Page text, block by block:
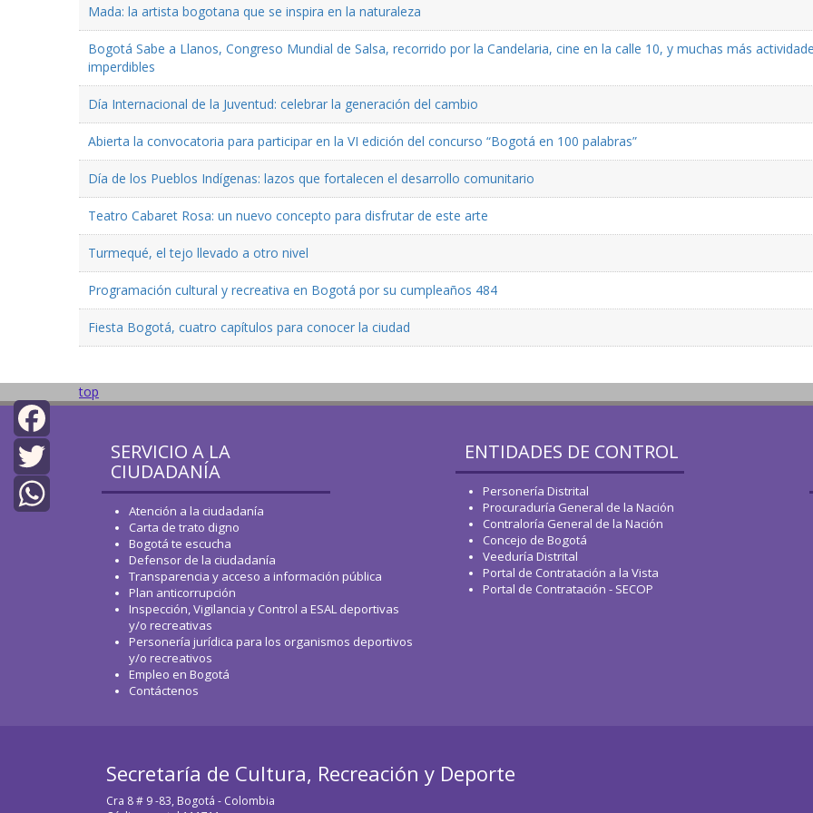
Facebook
Twitter
Mada: la artista bogotana que se inspira en la naturaleza
Bogotá Sabe a Llanos, Congreso Mundial de Salsa, recorrido por la Candelaria, cine en la calle 10, y muchas más
imperdibles
Día Internacional de la Juventud: celebrar la generación del cambio
Abierta la convocatoria para participar en la VI edición del concurso “Bogotá en 100 palabras”
Día de los Pueblos Indígenas: lazos que fortalecen el desarrollo comunitario
Teatro Cabaret Rosa: un nuevo concepto para disfrutar de este arte
Turmequé, el tejo llevado a otro nivel
Programación cultural y recreativa en Bogotá por su cumpleaños 484
Fiesta Bogotá, cuatro capítulos para conocer la ciudad
top
SERVICIO A LA
CIUDADANÍA
Atención a la ciudadanía
Carta de trato digno
Bogotá te escucha
Defensor de la ciudadanía
Transparencia y acceso a información pública
Plan anticorrupción
Inspección, Vigilancia y Control a ESAL deportivas
y/o recreativas
Personería jurídica para los organismos deportivos
y/o recreativos
Empleo en Bogotá
Contáctenos
ENTIDADES DE CONTROL
Personería Distrital
Procuraduría General de la Nación
Contraloría General de la Nación
Concejo de Bogotá
Veeduría Distrital
Portal de Contratación a la Vista
Portal de Contratación - SECOP
Secretaría de Cultura, Recreación y Deporte
Cra 8 # 9 -83, Bogotá - Colombia